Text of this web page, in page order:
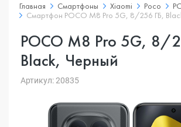
Главная Смартфоны Xiaomi Poco
Смартфон POCO M8 Pro 5G, 8/256 ГБ,
POCO M8 Pro 5G, 8/
Black, Черный
Артикул: 20835